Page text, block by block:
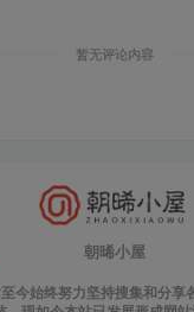
暂无评论内容
朝晞小屋
今始终努力坚持搜集和分享